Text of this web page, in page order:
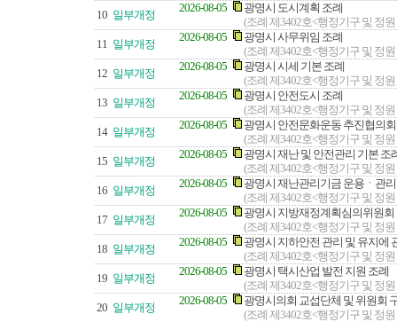
10 일부개정
2026-08-05
광명시 도시계획 조례
(조례 제3402호<행정기구 및 정원
11 일부개정
2026-08-05
광명시 사무위임 조례
(조례 제3402호<행정기구 및 정원
12 일부개정
2026-08-05
광명시 시세 기본 조례
(조례 제3402호<행정기구 및 정원
13 일부개정
2026-08-05
광명시 안전도시 조례
(조례 제3402호<행정기구 및 정원
14 일부개정
2026-08-05
광명시 안전문화운동 추진협의
(조례 제3402호<행정기구 및 정원
15 일부개정
2026-08-05
광명시 재난 및 안전관리 기본 조
(조례 제3402호<행정기구 및 정원
16 일부개정
2026-08-05
광명시 재난관리기금 운용ㆍ관
(조례 제3402호<행정기구 및 정원
17 일부개정
2026-08-05
광명시 지방재정계획심의위원회
(조례 제3402호<행정기구 및 정원
18 일부개정
2026-08-05
광명시 지하안전 관리 및 유지에
(조례 제3402호<행정기구 및 정원
19 일부개정
2026-08-05
광명시 택시산업 발전 지원 조례
(조례 제3402호<행정기구 및 정원
20 일부개정
2026-08-05
광명시의회 교섭단체 및 위원회
(조례 제3402호<행정기구 및 정원